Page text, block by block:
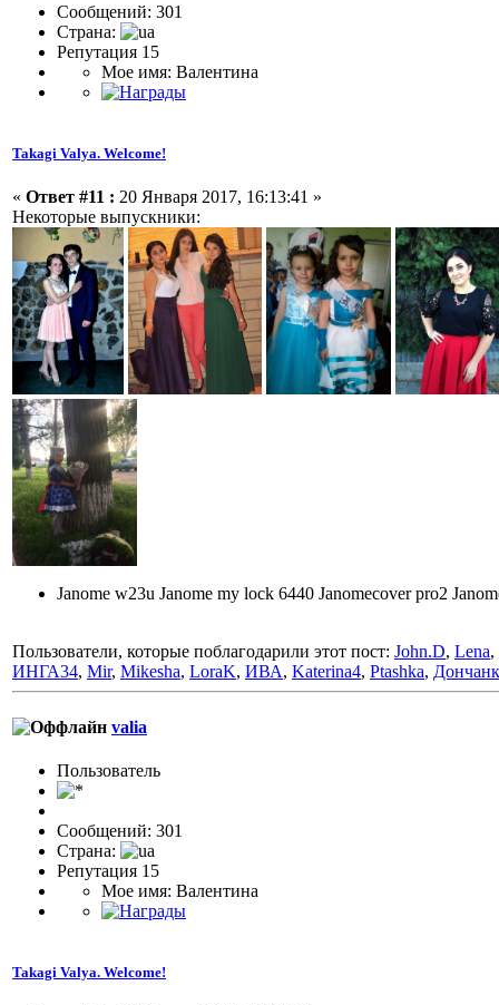
Сообщений: 301
Страна:
Репутация 15
Мое имя: Валентина
Takagi Valya. Welcome!
« Ответ #11 : 20 Января 2017, 16:13:41 »
Некоторые выпускники:
Janome w23u Janome my lock 6440 Janomecover pro2
Пользователи, которые поблагодарили этот пост: John.D, Lena,
ИНГА34, Mir, Mikesha, LoraK, ИВА, Katerina4, Ptashka,
valia
Пользовaтeль
Сообщений: 301
Страна:
Репутация 15
Мое имя: Валентина
Takagi Valya. Welcome!